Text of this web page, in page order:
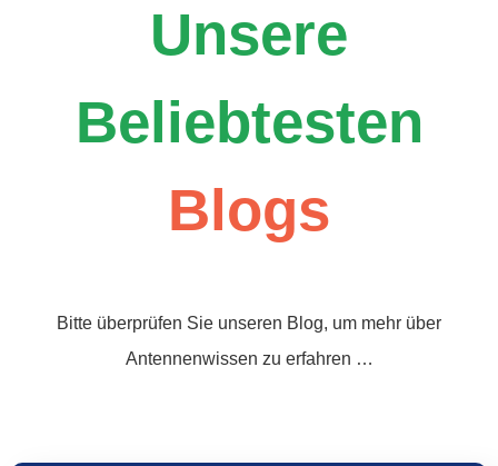
Unsere
Beliebtesten
Blogs
Bitte überprüfen Sie unseren Blog, um mehr über
Antennenwissen zu erfahren …